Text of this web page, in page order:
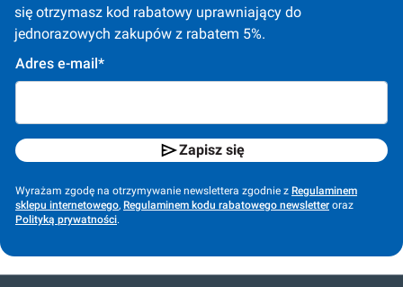
się otrzymasz kod rabatowy uprawniający do
jednorazowych zakupów z rabatem 5%.
Adres e-mail*
Zapisz się
Wyrażam zgodę na otrzymywanie newslettera zgodnie z Regulaminem
sklepu internetowego, Regulaminem kodu rabatowego newsletter oraz
Polityką prywatności.